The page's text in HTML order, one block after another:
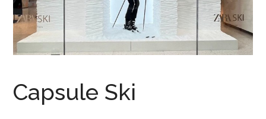
Capsule Ski